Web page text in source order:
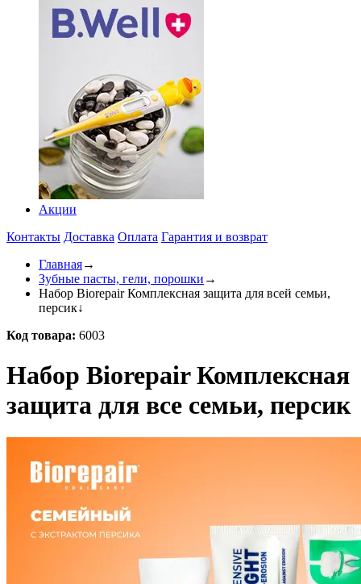
Акции
Контакты Доставка Оплата Гарантия и возврат
Главная→
Зубные пасты, гели, порошки →
Набор Biorepair Комплексная защита для всей семьи,
персик↓
Код товара: 6003
Набор Biorepair Комплексная
защита для все семьи, персик